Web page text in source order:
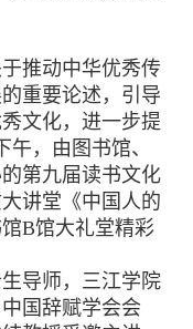
推动中华优秀传
重要论述，引导
文化，进一步提
，由图书馆、
第九届读书文化
讲堂《中国人的
B馆大礼堂精彩
导师，三江学院
国辞赋学会会